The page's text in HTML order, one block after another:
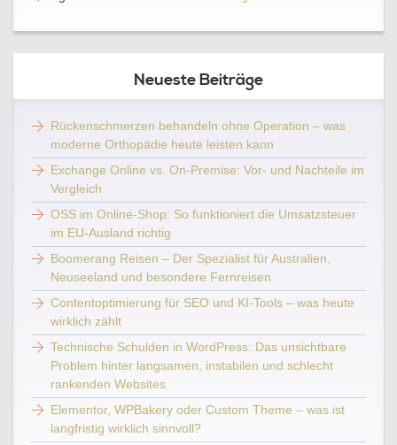
Neueste Beiträge
Rückenschmerzen behandeln ohne Operation – was
moderne Orthopädie heute leisten kann
Exchange Online vs. On-Premise: Vor- und Nachteile im
Vergleich
OSS im Online-Shop: So funktioniert die Umsatzsteuer
im EU-Ausland richtig
Boomerang Reisen – Der Spezialist für Australien,
Neuseeland und besondere Fernreisen
Contentoptimierung für SEO und KI-Tools – was heute
wirklich zählt
Technische Schulden in WordPress: Das unsichtbare
Problem hinter langsamen, instabilen und schlecht
rankenden Websites
Elementor, WPBakery oder Custom Theme – was ist
langfristig wirklich sinnvoll?